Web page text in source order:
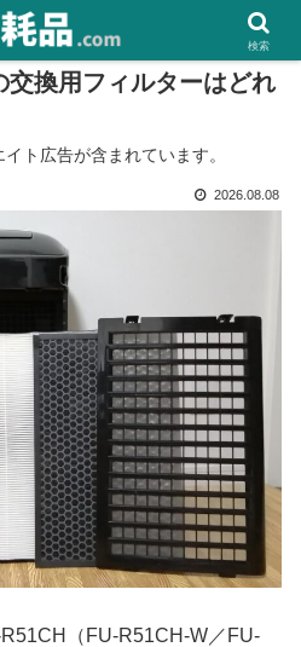
交換用フィルターはどれ
ト広告が含まれています。
2026.08.08
（FU-R51CH-W／FU-
検索